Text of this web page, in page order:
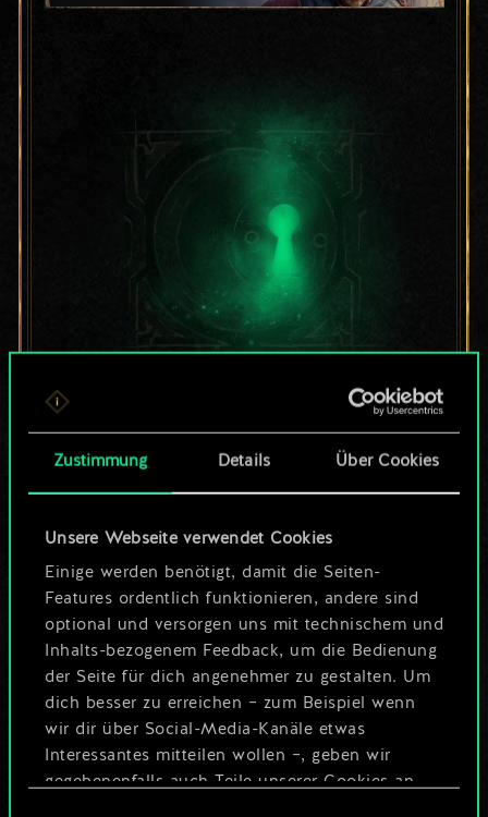
Zustimmung Details Über Cookies
Unsere Webseite verwendet Cookies
Einige werden benötigt, damit die Seiten-
Features ordentlich funktionieren, andere sind
optional und versorgen uns mit technischem und
Inhalts-bezogenem Feedback, um die Bedienung
der Seite für dich angenehmer zu gestalten. Um
dich besser zu erreichen – zum Beispiel wenn
wir dir über Social-Media-Kanäle etwas
Interessantes mitteilen wollen –, geben wir
gegebenenfalls auch Teile unserer Cookies an
Bis jetzt ist dies nur
ein geteilter Satz
Wo es doch so viel
mehr sein kann!
Deck benennen und Leitfaden
Deck bearbeiten